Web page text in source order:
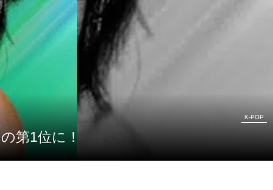
K-POP
第1位に！